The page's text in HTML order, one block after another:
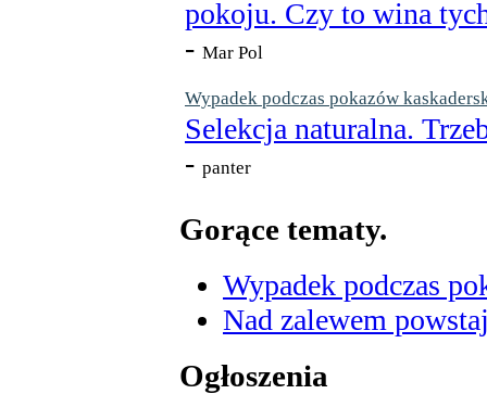
pokoju. Czy to wina
- Mar Pol
Wypadek podczas pokazów
Selekcja naturalna.
- panter
Gorące tematy.
Wypadek podczas
Nad zalewem
Ogłoszenia